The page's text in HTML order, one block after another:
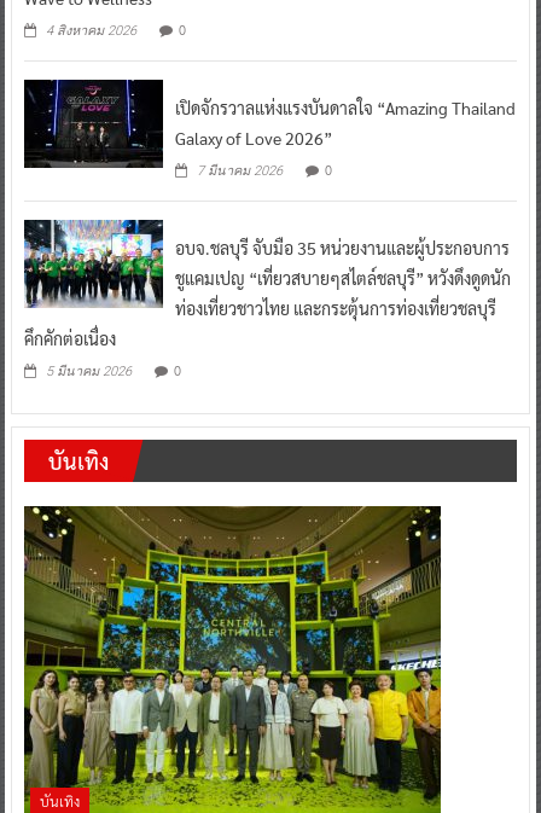
4 สิงหาคม 2026 0
เปิดจักรวาลแห่งแรงบันดาลใจ “Amazing Thailand
Galaxy of Love 2026”
7 มีนาคม 2026 0
อบจ.ชลบุรี จับมือ 35 หน่วยงานและผู้ประกอบการ
ชูแคมเปญ “เที่ยวสบายๆสไตล์ชลบุรี” หวังดึงดูดนัก
ท่องเที่ยวชาวไทย และกระตุ้นการท่องเที่ยวชลบุรี
คึกคักต่อเนื่อง
5 มีนาคม 2026 0
บันเทิง
บันเทิง